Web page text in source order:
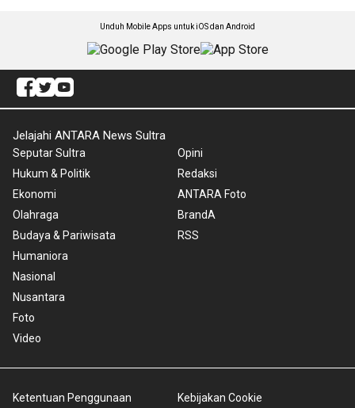
Unduh Mobile Apps untuk iOS dan Android
Jelajahi ANTARA News Sultra
Seputar Sultra
Hukum & Politik
Ekonomi
Olahraga
Budaya & Pariwisata
Humaniora
Nasional
Nusantara
Foto
Video
Opini
Redaksi
ANTARA Foto
BrandA
RSS
Ketentuan Penggunaan Kebijakan Cookie